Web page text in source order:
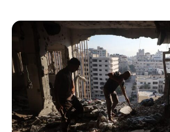
“Funeral para toda Gaza” — enquanto